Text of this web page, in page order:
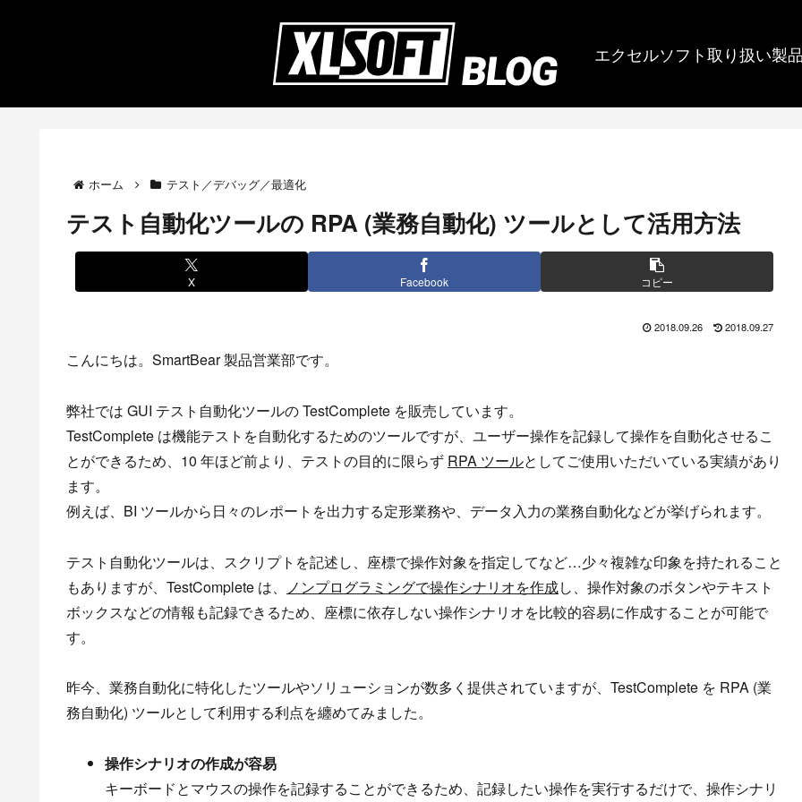
エクセルソフト取り扱い製
ホーム テスト／デバッグ／最適化
テスト自動化ツールの RPA (業務自動化) ツールとして活用方法
X Facebook コピー
2018.09.26 2018.09.27
こんにちは。SmartBear 製品営業部です。
弊社では GUI テスト自動化ツールの TestComplete を販売しています。
TestComplete は機能テストを自動化するためのツールですが、ユーザー操作を記録して操作を自動化させるこ
とができるため、10 年ほど前より、テストの目的に限らず RPA ツールとしてご使用いただいている実績があり
ます。
例えば、BI ツールから日々のレポートを出力する定形業務や、データ入力の業務自動化などが挙げられます。
テスト自動化ツールは、スクリプトを記述し、座標で操作対象を指定してなど…少々複雑な印象を持たれること
もありますが、TestComplete は、
ノンプログラミングで操作シナリオを作成し、操作対象のボタンやテキスト
ボックスなどの情報も記録できるため、座標に依存しない操作シナリオを比較的容易に作成することが可能で
す。
昨今、業務自動化に特化したツールやソリューションが数多く提供されていますが、TestComplete を RPA (業
務自動化) ツールとして利用する利点を纏めてみました。
操作シナリオの作成が容易
キーボードとマウスの操作を記録することができるため、記録したい操作を実行するだけで、操作シナリ